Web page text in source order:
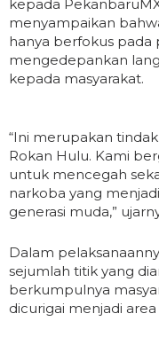
kepada
menyampaikan
hanya berfokus pada
mengedepankan
kepada masyarakat.
“Ini merupakan
Rokan Hulu. Kami
untuk mencegah
narkoba yang
generasi muda,”
Dalam
sejumlah titik yang
berkumpulnya
dicurigai menjadi